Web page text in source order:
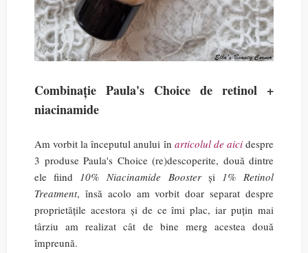
Combinație Paula's Choice de retinol +
niacinamide
Am vorbit la începutul anului în articolul de aicidespre
3 produse Paula's Choice (re)descoperite, două dintre
ele fiind 10% Niacinamide Boosterși 1% Retinol
Treatment, însă acolo am vorbit doar separat despre
proprietățile acestora și de ce îmi plac, iar puțin mai
târziu am realizat cât de bine merg acestea două
împreună.